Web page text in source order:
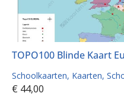
TOPO100 Blinde Kaart
Schoolkaarten Kaarten
€ 44,00